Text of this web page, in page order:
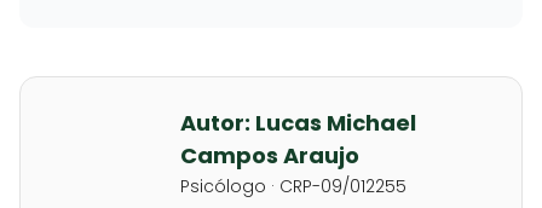
Autor: Lucas Michael
Campos Araujo
Psicólogo · CRP-09/012255